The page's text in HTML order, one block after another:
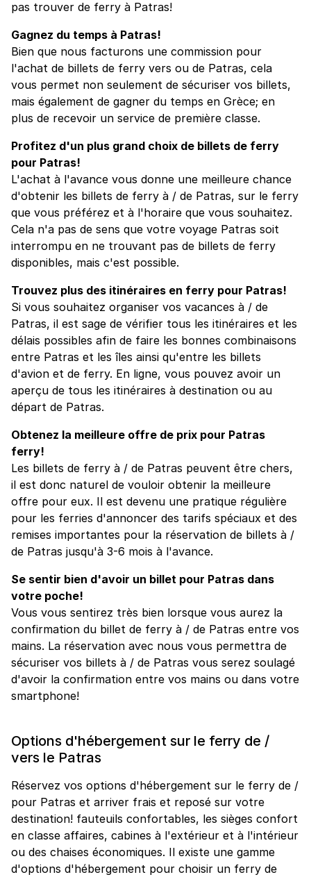
pas trouver de ferry à Patras!
Gagnez du temps à Patras!
Bien que nous facturons une commission pour
l'achat de billets de ferry vers ou de Patras, cela
vous permet non seulement de sécuriser vos billets,
mais également de gagner du temps en Grèce; en
plus de recevoir un service de première classe.
Profitez d'un plus grand choix de billets de ferry
pour Patras!
L'achat à l'avance vous donne une meilleure chance
d'obtenir les billets de ferry à / de Patras, sur le ferry
que vous préférez et à l'horaire que vous souhaitez.
Cela n'a pas de sens que votre voyage Patras soit
interrompu en ne trouvant pas de billets de ferry
disponibles, mais c'est possible.
Trouvez plus des itinéraires en ferry pour Patras!
Si vous souhaitez organiser vos vacances à / de
Patras, il est sage de vérifier tous les itinéraires et les
délais possibles afin de faire les bonnes combinaisons
entre Patras et les îles ainsi qu'entre les billets
d'avion et de ferry. En ligne, vous pouvez avoir un
aperçu de tous les itinéraires à destination ou au
départ de Patras.
Obtenez la meilleure offre de prix pour Patras
ferry!
Les billets de ferry à / de Patras peuvent être chers,
il est donc naturel de vouloir obtenir la meilleure
offre pour eux. Il est devenu une pratique régulière
pour les ferries d'annoncer des tarifs spéciaux et des
remises importantes pour la réservation de billets à /
de Patras jusqu'à 3-6 mois à l'avance.
Se sentir bien d'avoir un billet pour Patras dans
votre poche!
Vous vous sentirez très bien lorsque vous aurez la
confirmation du billet de ferry à / de Patras entre vos
mains. La réservation avec nous vous permettra de
sécuriser vos billets à / de Patras vous serez soulagé
d'avoir la confirmation entre vos mains ou dans votre
smartphone!
Options d'hébergement sur le ferry de /
vers le Patras
Réservez vos options d'hébergement sur le ferry de /
pour Patras et arriver frais et reposé sur votre
destination! fauteuils confortables, les sièges confort
en classe affaires, cabines à l'extérieur et à l'intérieur
ou des chaises économiques. Il existe une gamme
d'options d'hébergement pour choisir un ferry de